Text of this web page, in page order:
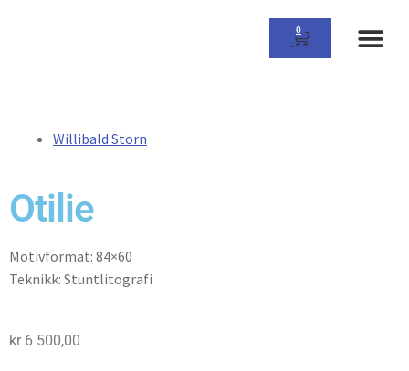
0
Willibald Storn
Otilie
Motivformat: 84×60
Teknikk: Stuntlitografi
kr 6 500,00